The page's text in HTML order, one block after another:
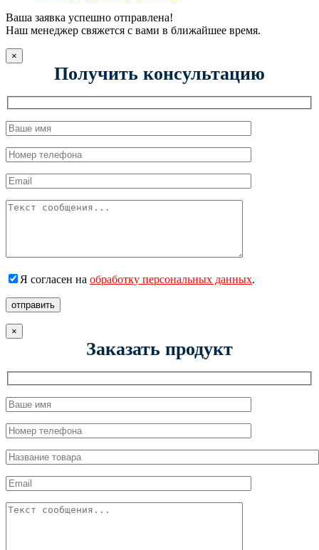
Ваша заявка успешно отправлена!
Наш менеджер свяжется с вами в ближайшее время.
×
Получить консультацию
Я согласен на обработку персональных данных.
отправить
×
Заказать продукт